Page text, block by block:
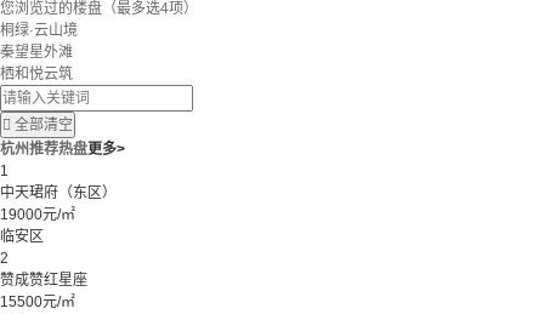
您浏览过的楼盘 （最多选4项）
桐绿·云山境
秦望星外滩
栖和悦云筑
 全部清空
杭州推荐热盘更多>
1
中天珺府（东区）
19000元/㎡
临安区
2
赞成赞红星座
15500元/㎡